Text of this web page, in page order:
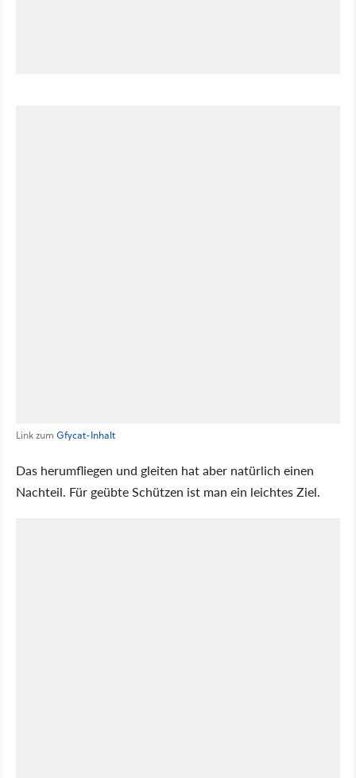
Link zum Gfycat-Inhalt
Das herumfliegen und gleiten hat aber natürlich einen
Nachteil. Für geübte Schützen ist man ein leichtes Ziel.